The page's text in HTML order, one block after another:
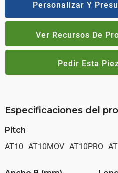
Personalizar Y
Ver Recursos De
Pedir Esta
Especificaciones del
Pitch
AT10 AT10MOV AT10PRO